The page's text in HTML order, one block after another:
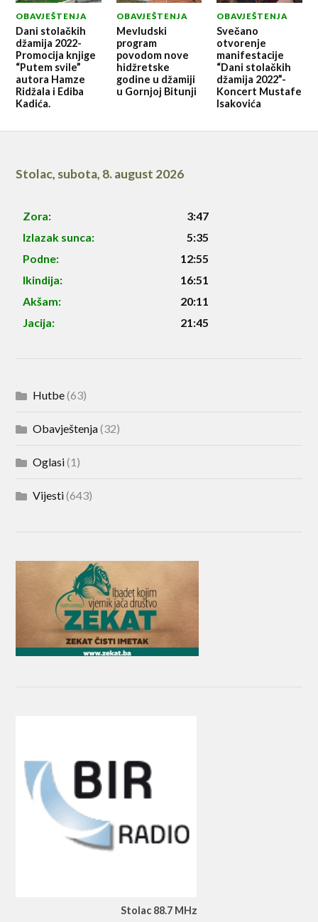
OBAVJEŠTENJA
Dani stolačkih
džamija 2022-
Promocija knjige
“Putem svile”
autora Hamze
Ridžala i Ediba
Kadića.
OBAVJEŠTENJA
Mevludski
program
povodom nove
hidžretske
godine u džamiji
u Gornjoj Bitunji
OBAVJEŠTENJA
Svečano
otvorenje
manifestacije
“Dani stolačkih
džamija 2022”-
Koncert Mustafe
Isakovića
Stolac, subota, 8. august 2026
Zora:
3:47
Izlazak sunca:
5:35
Podne:
12:55
Ikindija:
16:51
Akšam:
20:11
Jacija:
21:45
Hutbe(63)
Obavještenja(32)
Oglasi(1)
Vijesti(643)
Stolac 88.7 MHz